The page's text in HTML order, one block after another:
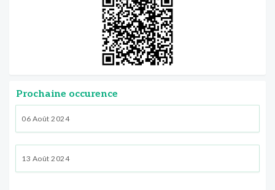
Prochaine occurence
06 Août 2024
13 Août 2024